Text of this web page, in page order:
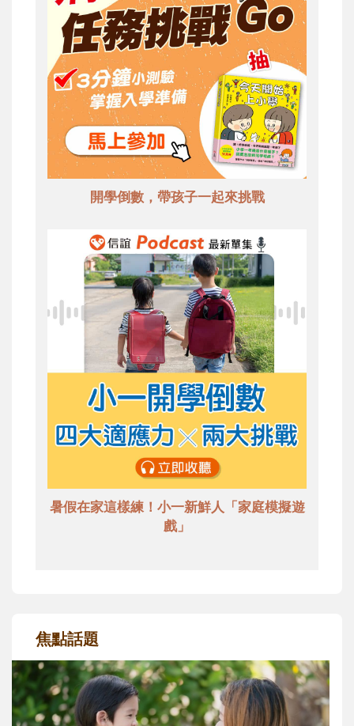
開學倒數，帶孩子一起來挑戰
暑假在家這樣練！小一新鮮人「家庭模擬遊
戲」
焦點話題